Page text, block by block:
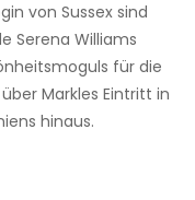
von Sussex sind
Serena Williams
für die
Markles Eintritt in
hinaus.